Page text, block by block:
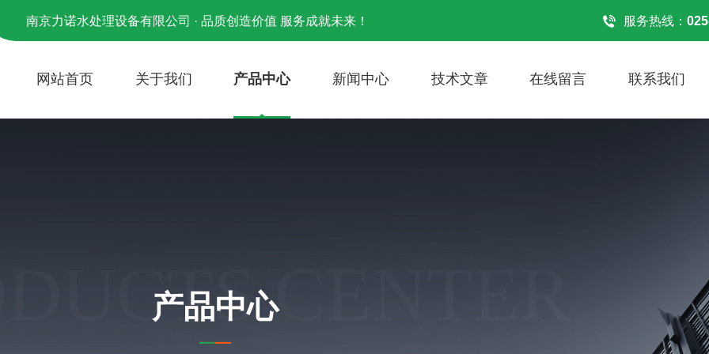
南京力诺水处理设备有限公司 · 品质创造价值 服务成就未来！ 服务热线：
网站首页 关于我们 产品中心 新闻中心 技术文章 在线留言 联系我们
CENTER
产品中心